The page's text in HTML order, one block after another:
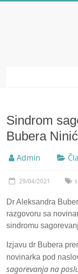
psihijatrije
Sindrom
Bubera
Admin
29/04/2021
Dr Aleksandra
razgovoru sa
sindromu
Izjavu dr Bubera
novinarka pod
sagorevanja na